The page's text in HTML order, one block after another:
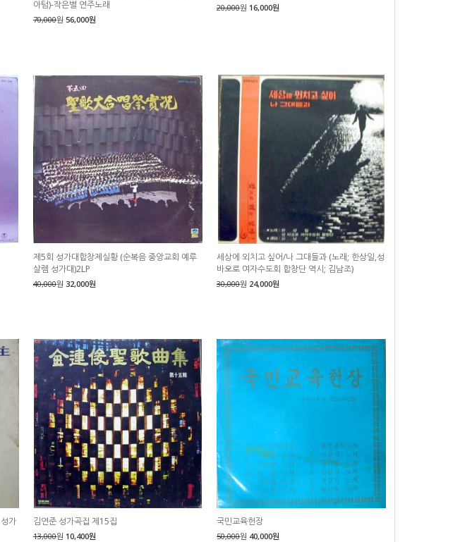
아텀)-작은별 연주노래
70,000원 56,000원
20,000원 16,000원
제5회 성가대합창제실황 (순복음 중앙교회 예루
살렘 성가대)2LP
40,000원 32,000원
세상에 외치고 싶어/나 그대들과 (노래; 한상일,성
바오로 여자수도회 합창단 역시; 김남조)
30,000원 24,000원
가
김연준 성가곡집 제15집
13,000원 10,400원
국민교육헌장
50,000원 40,000원